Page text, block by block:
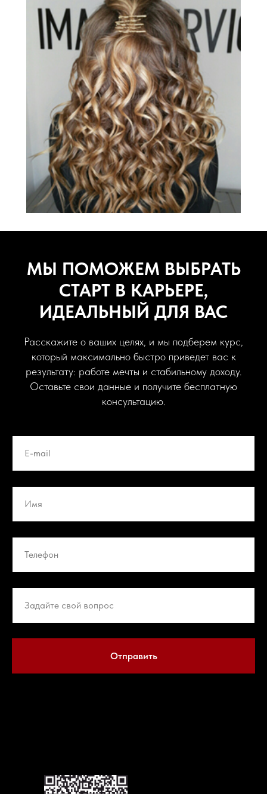
МЫ ПОМОЖЕМ ВЫБРАТЬ
СТАРТ В КАРЬЕРЕ,
ИДЕАЛЬНЫЙ ДЛЯ ВАС
Расскажите о ваших целях, и мы подберем курс,
который максимально быстро приведет вас к
результату: работе мечты и стабильному доходу.
Оставьте свои данные и получите бесплатную
консультацию.
Отправить